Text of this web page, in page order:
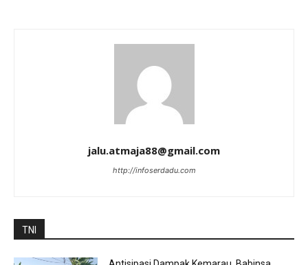
jalu.atmaja88@gmail.com
http://infoserdadu.com
TNI